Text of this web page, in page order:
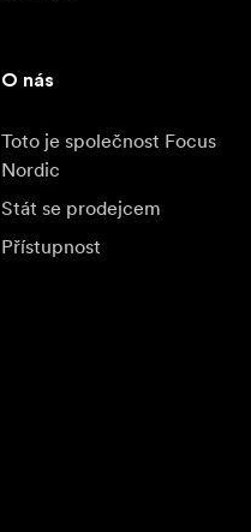
O nás
Toto je společnost Focus
Nordic
Stát se prodejcem
Přístupnost